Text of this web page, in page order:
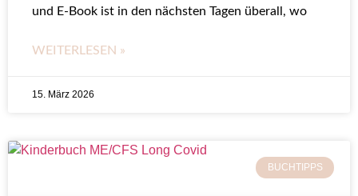
und E-Book ist in den nächsten Tagen überall, wo
WEITERLESEN »
15. März 2026
BUCHTIPPS